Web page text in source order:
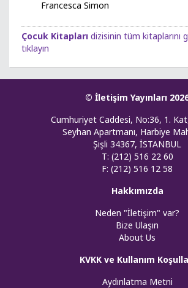
Francesca Simon
Çocuk Kitapları dizisinin tüm kitaplarını
tıklayın
© İletişim Yayınları
Cumhuriyet Caddesi, No:36, 1.
Seyhan Apartmanı, Harbiye
Şişli 34367, İSTANBUL
T: (212) 516 22 60
F: (212) 516 12 58
Hakkımızda
Neden "İletişim" var?
Bize Ulaşın
About Us
KVKK ve Kullanım
Aydınlatma Metni